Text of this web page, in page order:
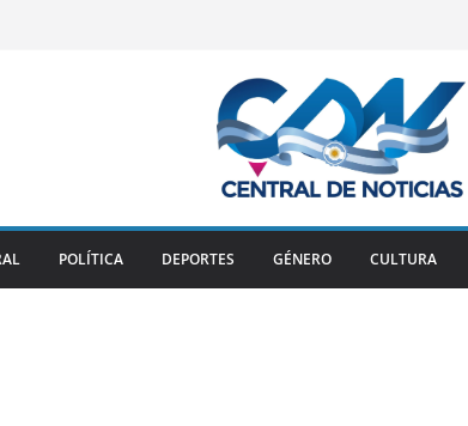
POLÍTICA DEPORTES GÉNERO CULTURA